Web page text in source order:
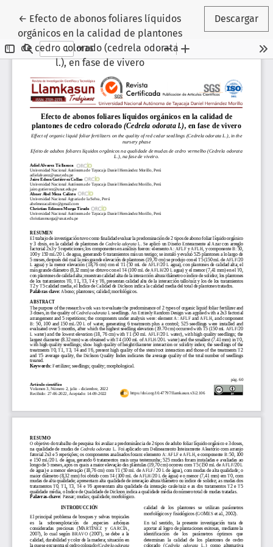
← Volver a los detalles del artículo
Efecto de abonos foliares líquidos
orgánicos en la calidad de plantones
de cedro colorado (cedrela odorata
l.), en fase de vivero
Descargar